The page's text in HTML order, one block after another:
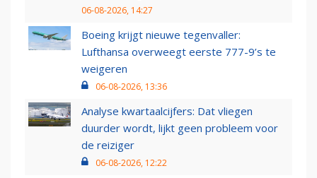
06-08-2026, 14:27
Boeing krijgt nieuwe tegenvaller:
Lufthansa overweegt eerste 777-9’s te
weigeren
06-08-2026, 13:36
Analyse kwartaalcijfers: Dat vliegen
duurder wordt, lijkt geen probleem voor
de reiziger
06-08-2026, 12:22